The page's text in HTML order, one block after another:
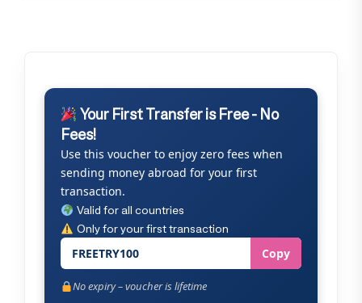
Your First Transfer is Free - No
Fees!
Use this voucher to enjoy zero fees when
sending money abroad for your first
transaction.
Valid for all countries
Only for your first transaction
FREETRY100 Copy
No expiry – voucher is lifetime